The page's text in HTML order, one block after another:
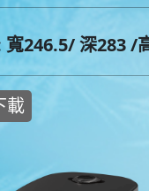
246.5/ 深283 /
載